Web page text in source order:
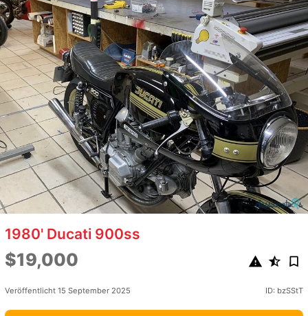
1980' Ducati 900ss
$19,000
Veröffentlicht 15 September 2025 ID: bzSStT